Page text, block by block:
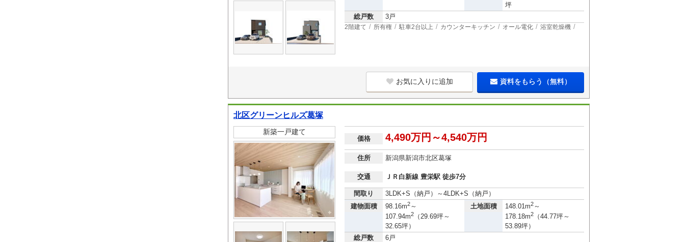
坪
総戸数
3戸
2階建て 所有権 駐車2台以上 カウンターキッチン オール電化 浴室乾燥機
お気に入りに追加 資料をもらう（無料）
北区グリーンヒルズ葛塚
新築一戸建て
価格 4,490万円～4,540万円
住所 新潟県新潟市北区葛塚
交通 ＪＲ白新線 豊栄駅 徒歩7分
間取り
3LDK+S（納戸）～4LDK+S（納戸）
建物面積
98.16m2～
107.94m2
（29.69坪～
32.65坪）
土地面積 148.01m2～
178.18m2
（44.77坪～
53.89坪）
総戸数
6戸